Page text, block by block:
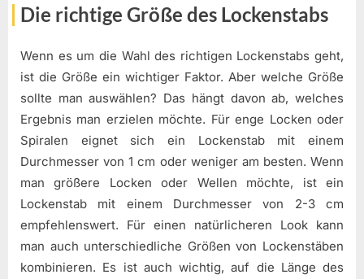
Die richtige Größe des Lockenstabs
Wenn es um die Wahl des richtigen Lockenstabs geht,
ist die Größe ein wichtiger Faktor. Aber welche Größe
sollte man auswählen? Das hängt davon ab, welches
Ergebnis man erzielen möchte. Für enge Locken oder
Spiralen eignet sich ein Lockenstab mit einem
Durchmesser von 1 cm oder weniger am besten. Wenn
man größere Locken oder Wellen möchte, ist ein
Lockenstab mit einem Durchmesser von 2-3 cm
empfehlenswert. Für einen natürlicheren Look kann
man auch unterschiedliche Größen von Lockenstäben
kombinieren. Es ist auch wichtig, auf die Länge des